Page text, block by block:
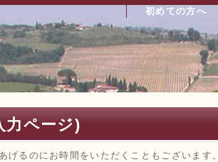
初めての方へ
力ページ)
げるのにお時間をいただくこともございます。